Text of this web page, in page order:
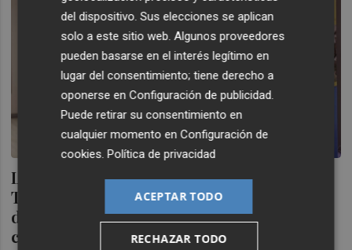
La ministra de Migraciones visita
Torrevieja para la declaración de la 'Casa
de Ucrania': residen más de 10.000 en la
ciudad
del dispositivo. Sus elecciones se aplican
solo a este sitio web. Algunos proveedores
pueden basarse en el interés legítimo en
lugar del consentimiento; tiene derecho a
oponerse enConfiguración de publicidad.
Puede retirar su consentimiento en
cualquier momento enConfiguración de
cookies.Política de privacidad
ACEPTAR TODO
RECHAZAR TODO